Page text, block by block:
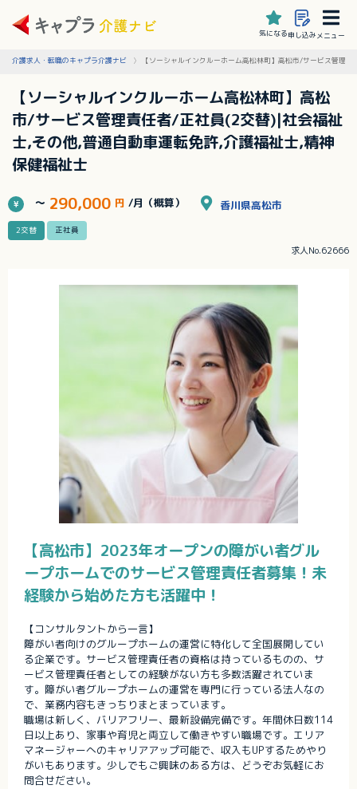
気になる申し込みメニュー
介護求人・転職のキャプラ介護ナビ 【ソーシャルインクルーホーム高松林町】高松市/サービス管理
【ソーシャルインクルーホーム高松林町】高松
市/サービス管理責任者/正社員(2交替)|社会福祉
士,その他,普通自動車運転免許,介護福祉士,精神
保健福祉士
～ 290,000 円 /月（概算） 香川県高松市
2交替 正社員
求人No.62666
【高松市】2023年オープンの障がい者グル
ープホームでのサービス管理責任者募集！未
経験から始めた方も活躍中！
【コンサルタントから一言】
障がい者向けのグループホームの運営に特化して全国展開してい
る企業です。サービス管理責任者の資格は持っているものの、サ
ービス管理責任者としての経験がない方も多数活躍されていま
す。障がい者グループホームの運営を専門に行っている法人なの
で、業務内容もきっちりまとまっています。
職場は新しく、バリアフリー、最新設備完備です。年間休日数114
日以上あり、家事や育児と両立して働きやすい職場です。エリア
マネージャーへのキャリアアップ可能で、収入もUPするためやり
がいもあります。少しでもご興味のある方は、どうぞお気軽にお
問合せださい。